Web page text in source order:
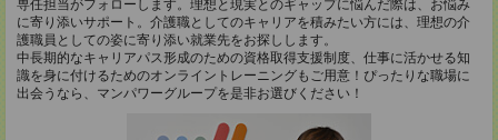
専任担当がフォローします。理想と現実とのギャップに悩んだ際は、お悩み
に寄り添いサポート。介護職としてのキャリアを積みたい方には、理想の介
護職員としての姿に寄り添い就業先をお探しします。
中長期的なキャリアパス形成のための資格取得支援制度、仕事に活かせる知
識を身に付けるためのオンライントレーニングもご用意！ぴったりな職場に
出会うなら、マンパワーグループを是非お選びください！